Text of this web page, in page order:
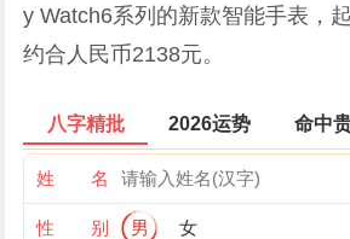
y Watch6系列的新款智能手表，
约合人民币2138元。
八字精批 2026运势 命中
姓 名
性 别 男 女